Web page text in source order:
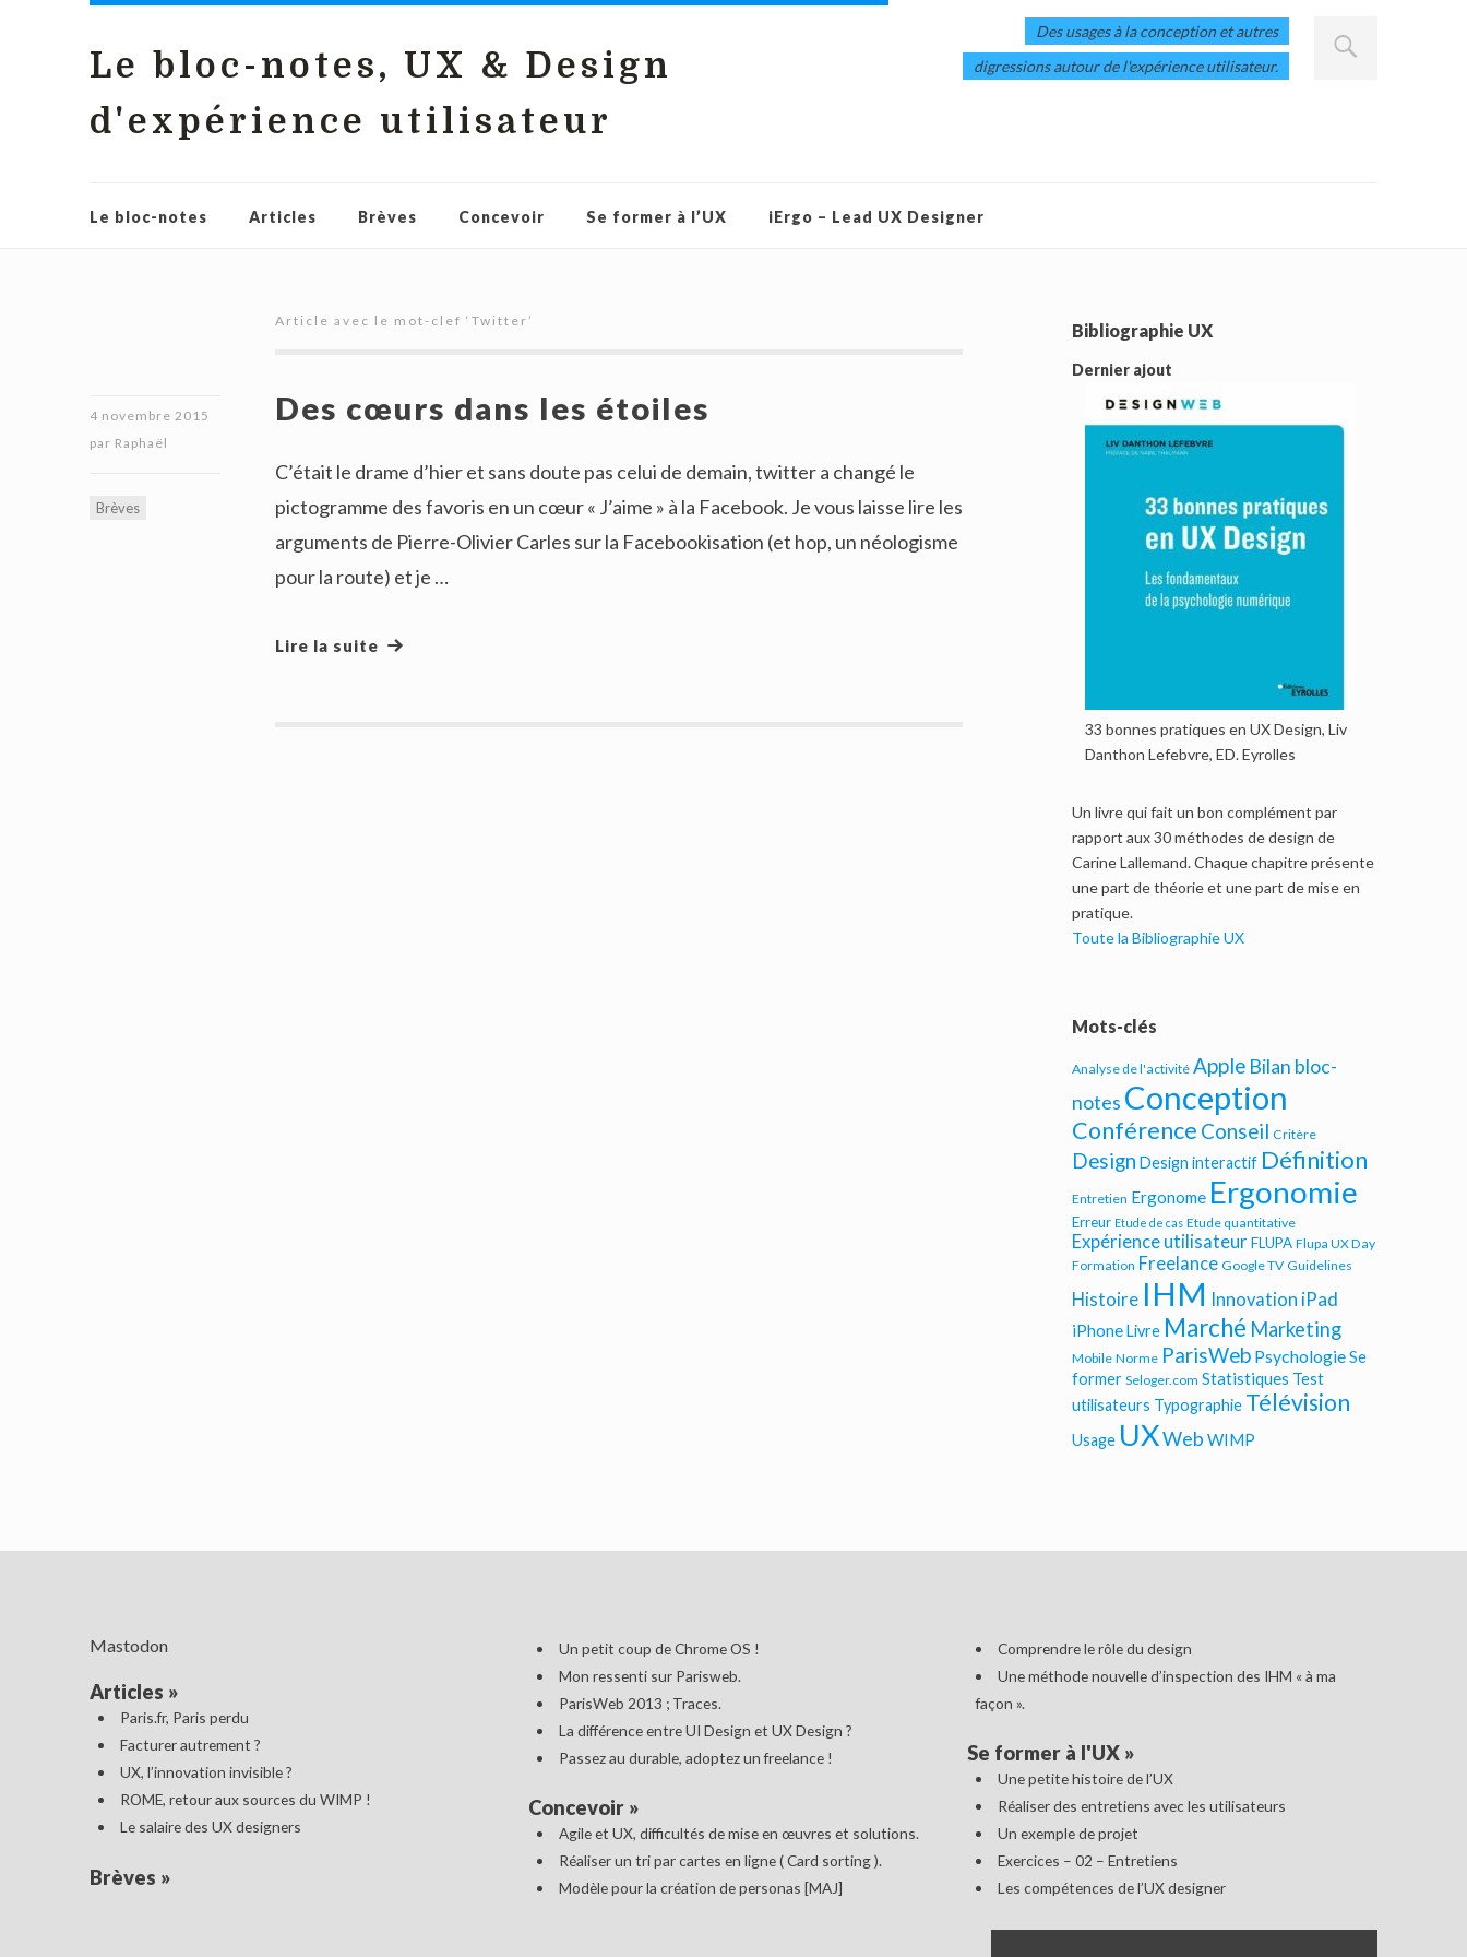
Le bloc-notes, UX & Design
d'expérience utilisateur
Des usages à la conception et autres
digressions autour de l'expérience utilisateur.
Le bloc-notes Articles Brèves Concevoir Se former à l’UX iErgo – Lead UX Designer
Article avec le mot-clef ‘ Twitter ’
4 novembre 2015
par Raphaël
Brèves
Des cœurs dans les étoiles
C’était le drame d’hier et sans doute pas celui de demain, twitter a changé le
pictogramme des favoris en un cœur « J’aime » à la Facebook. Je vous laisse lire les
arguments de Pierre-Olivier Carles sur la Facebookisation (et hop, un néologisme
pour la route) et je …
Lire la suite
Bibliographie UX
Dernier ajout
33 bonnes pratiques en UX Design, Liv
Danthon Lefebvre, ED. Eyrolles
Un livre qui fait un bon complément par
rapport aux 30 méthodes de design de
Carine Lallemand. Chaque chapitre présente
une part de théorie et une part de mise en
pratique.
Toute la Bibliographie UX
Mots-clés
Analyse de l'activité Apple Bilan bloc-
notes Conception
Conférence Conseil Critère
Design Design interactif Définition
Entretien Ergonome Ergonomie
Erreur Etude de cas Etude quantitative
Expérience utilisateur FLUPA Flupa UX Day
Formation Freelance Google TV Guidelines
Histoire IHM Innovation iPad
iPhoneLivre Marché Marketing
Mobile Norme ParisWeb PsychologieSe
former Seloger.com Statistiques Test
utilisateurs Typographie Télévision
Usage UXWeb WIMP
Mastodon
Articles »
Paris.fr, Paris perdu
Facturer autrement ?
UX, l’innovation invisible ?
ROME, retour aux sources du WIMP !
Le salaire des UX designers
Brèves »
Un petit coup de Chrome OS !
Mon ressenti sur Parisweb.
ParisWeb 2013 ; Traces.
La différence entre UI Design et UX Design ?
Passez au durable, adoptez un freelance !
Concevoir»
Agile et UX, difficultés de mise en œuvres et solutions.
Réaliser un tri par cartes en ligne ( Card sorting ).
Modèle pour la création de personas [MAJ]
Comprendre le rôle du design
Une méthode nouvelle d’inspection des IHM « à ma
façon ».
Se former à l'UX»
Une petite histoire de l’UX
Réaliser des entretiens avec les utilisateurs
Un exemple de projet
Exercices – 02 – Entretiens
Les compétences de l’UX designer